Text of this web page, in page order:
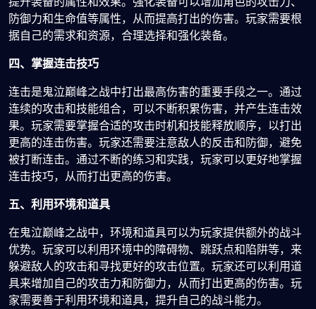
防御力和生命值等属性，从而提高打出的伤害。玩家需要根
据自己的需求和资源，合理选择和强化装备。
四、掌握连击技巧
连击是鬼泣巅峰之战中打出最高伤害的重要手段之一。通过
连续的攻击和技能组合，可以不断积累伤害，并产生连击效
果。玩家需要掌握合适的攻击时机和技能释放顺序，以打出
更高的连击伤害。玩家还需要注意敌人的反击和防御，避免
被打断连击。通过不断的练习和实践，玩家可以更好地掌握
连击技巧，从而打出更高的伤害。
五、利用环境和道具
在鬼泣巅峰之战中，环境和道具可以为玩家提供额外的战斗
优势。玩家可以利用环境中的障碍物、跳跃点和陷阱等，来
躲避敌人的攻击和寻找更好的攻击位置。玩家还可以利用道
具来增加自己的攻击力和防御力，从而打出更高的伤害。玩
家需要善于利用环境和道具，提升自己的战斗能力。